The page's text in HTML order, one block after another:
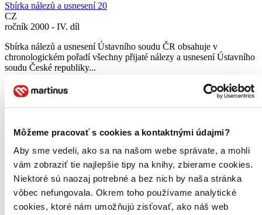
Môžeme pracovať s cookies a kontaktnými údajmi?
Aby sme vedeli, ako sa na našom webe správate, a mohli
vám zobraziť tie najlepšie tipy na knihy, zbierame cookies.
Niektoré sú naozaj potrebné a bez nich by naša stránka
vôbec nefungovala. Okrem toho používame analytické
cookies, ktoré nám umožňujú zisťovať, ako náš web
Sbírka nálezů a usnesení 20
CZ
ročník 2000 - IV. díl
Sbírka nálezů a usnesení Ústavního soudu ČR obsahuje v
chronologickém pořadí všechny přijaté nálezy a usnesení Ústavního
soudu České republiky...
Knihapevná väzba
Do 7 – 12 dní
vám ho vieme zabezpečiť a odoslať do 7 – 12 dní. A
posnažíme sa aj trochu rýchlejšie!
Pridať do zoznamu
Vložiť do košíka
Čítaná
výborný stav
Túto knihu sme vykúpili cezKnihovrátok a je vo
výbornom stave. Rozdiel medzi touto knihou a novou by ste